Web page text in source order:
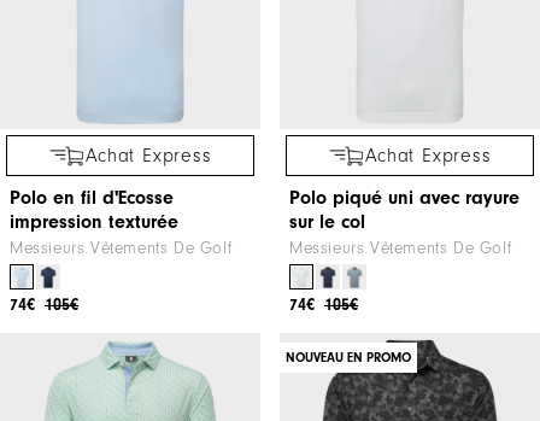
Achat Express
Polo en fil d'Ecosse
impression texturée
Messieurs Vêtements De Golf
105€
74€
Achat Express
Polo piqué uni avec rayure
sur le col
Messieurs Vêtements De Golf
105€
74€
NOUVEAU EN PROMO